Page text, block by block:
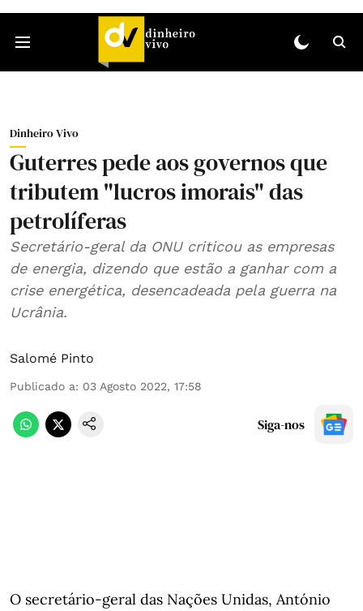
Dinheiro Vivo
Guterres pede aos governos que
tributem "lucros imorais" das
petrolíferas
Secretário-geral da ONU criticou as empresas
de energia, dizendo que estão a ganhar com a
crise energética, desencadeada pela guerra na
Ucrânia.
Salomé Pinto
Publicado a: 03 Agosto 2022, 17:58
Siga-nos
O secretário-geral das Nações Unidas, António